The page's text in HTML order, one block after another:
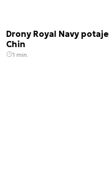
Drony Royal Navy
Chin
1 min.